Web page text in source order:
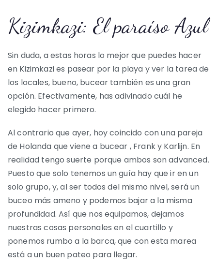
Kizimkazi: El paraíso Azul
Sin duda, a estas horas lo mejor que puedes hacer
en Kizimkazi es pasear por la playa y ver la tarea de
los locales, bueno, bucear también es una gran
opción. Efectivamente, has adivinado cuál he
elegido hacer primero.
Al contrario que ayer, hoy coincido con una pareja
de Holanda que viene a bucear , Frank y Karlijn. En
realidad tengo suerte porque ambos son advanced.
Puesto que solo tenemos un guía hay que ir en un
solo grupo, y, al ser todos del mismo nivel, será un
buceo más ameno y podemos bajar a la misma
profundidad. Así que nos equipamos, dejamos
nuestras cosas personales en el cuartillo y
ponemos rumbo a la barca, que con esta marea
está a un buen pateo para llegar.